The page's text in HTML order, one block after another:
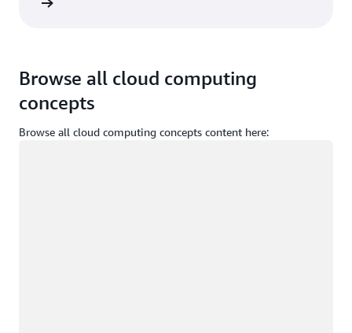
Browse all cloud computing
concepts
Browse all cloud computing concepts content here: